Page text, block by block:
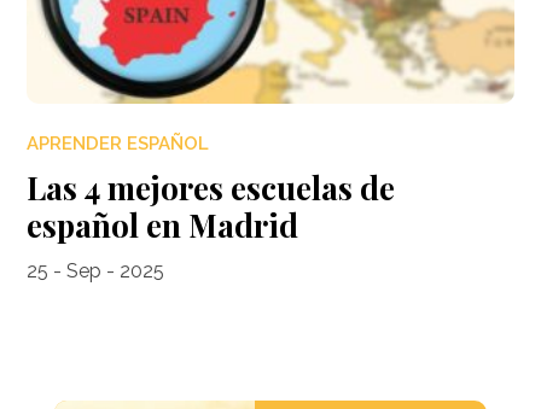
APRENDER ESPAÑOL
Las 4 mejores escuelas de
español en Madrid
25 - Sep - 2025